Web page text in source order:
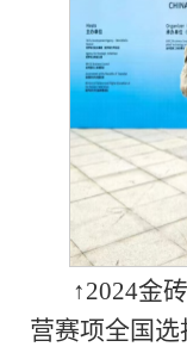
↑2024金
营赛项全国